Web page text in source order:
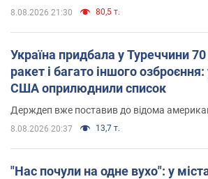
8.08.2026 21:30 80,5 т.
Україна придбала у Туреччини 70
ракет і багато іншого
США оприлюднили список
Держдеп вже поставив до відома
8.08.2026 20:37 13,7 т.
"Нас почули на одне вухо": у